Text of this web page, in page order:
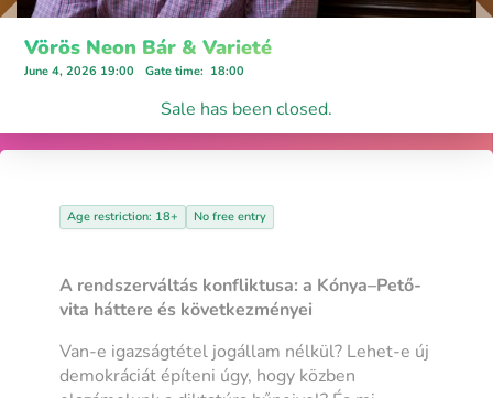
Vörös Neon Bár & Varieté
June 4, 2026 19:00 Gate time: 18:00
Sale has been closed.
Age restriction: 18+ No free entry
A rendszerváltás konfliktusa: a Kónya–Pető-
vita háttere és következményei
Van-e igazságtétel jogállam nélkül? Lehet-e új
demokráciát építeni úgy, hogy közben